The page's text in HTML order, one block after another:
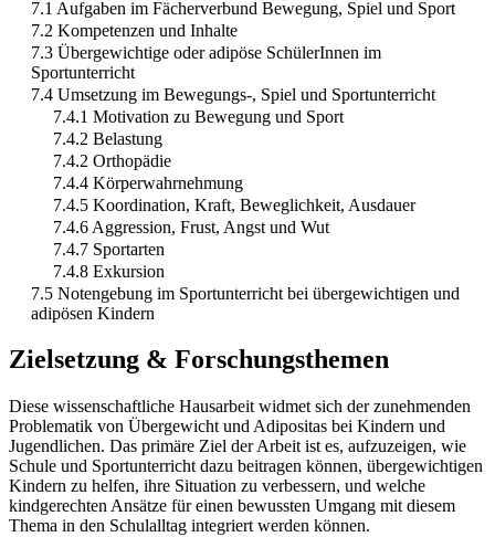
7.1 Aufgaben im Fächerverbund Bewegung, Spiel und Sport
7.2 Kompetenzen und Inhalte
7.3 Übergewichtige oder adipöse SchülerInnen im
Sportunterricht
7.4 Umsetzung im Bewegungs-, Spiel und Sportunterricht
7.4.1 Motivation zu Bewegung und Sport
7.4.2 Belastung
7.4.2 Orthopädie
7.4.4 Körperwahrnehmung
7.4.5 Koordination, Kraft, Beweglichkeit, Ausdauer
7.4.6 Aggression, Frust, Angst und Wut
7.4.7 Sportarten
7.4.8 Exkursion
7.5 Notengebung im Sportunterricht bei übergewichtigen und
adipösen Kindern
Zielsetzung & Forschungsthemen
Diese wissenschaftliche Hausarbeit widmet sich der zunehmenden
Problematik von Übergewicht und Adipositas bei Kindern und
Jugendlichen. Das primäre Ziel der Arbeit ist es, aufzuzeigen, wie
Schule und Sportunterricht dazu beitragen können, übergewichtigen
Kindern zu helfen, ihre Situation zu verbessern, und welche
kindgerechten Ansätze für einen bewussten Umgang mit diesem
Thema in den Schulalltag integriert werden können.